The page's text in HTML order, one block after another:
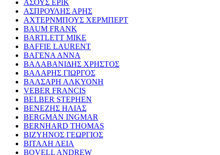
ΑΣΟΥΣ ΕΡΙΚ
ΑΣΠΡΟΥΛΗΣ ΑΡΗΣ
ΑΧΤΕΡΝΜΠΟΥΣ ΧΕΡΜΠΕΡΤ
BAUM FRANK
BARTLETT MIKE
BAFFIE LAURENT
ΒΑΓΕΝΑ ΑΝΝΑ
ΒΑΛΑΒΑΝΙΔΗΣ ΧΡΗΣΤΟΣ
ΒΑΛΑΡΗΣ ΓΙΩΡΓΟΣ
ΒΑΛΣΑΡΗ ΑΛΚΥΟΝΗ
VEBER FRANCIS
BELBER STEPHEN
ΒΕΝΕΖΗΣ ΗΛΙΑΣ
BERGMAN INGMAR
BERNHARD THOMAS
ΒΙΖΥΗΝΟΣ ΓΕΩΡΓΙΟΣ
ΒΙΤΑΛΗ ΛΕΙΑ
BOVELL ANDREW